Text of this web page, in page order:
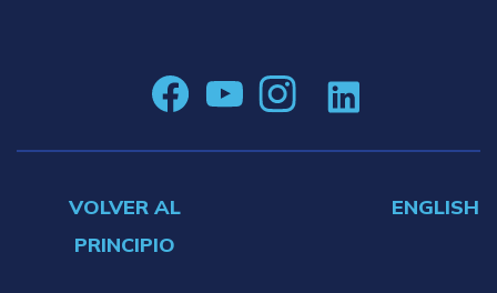
VOLVER AL
PRINCIPIO
ENGLISH